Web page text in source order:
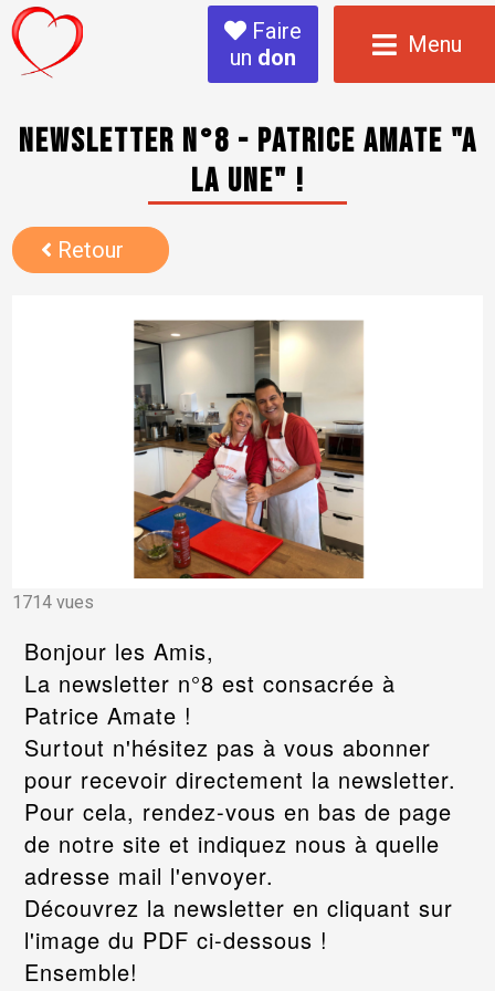
Faire
un don Menu
Newsletter N°8 - Patrice AMATE "A
LA UNE" !
Retour
1714 vues
Bonjour les Amis,
La newsletter n°8 est consacrée à
Patrice Amate !
Surtout n'hésitez pas à vous abonner
pour recevoir directement la newsletter.
Pour cela, rendez-vous en bas de page
de notre site et indiquez nous à quelle
adresse mail l'envoyer.
Découvrez la newsletter en cliquant sur
l'image du PDF ci-dessous !
Ensemble!